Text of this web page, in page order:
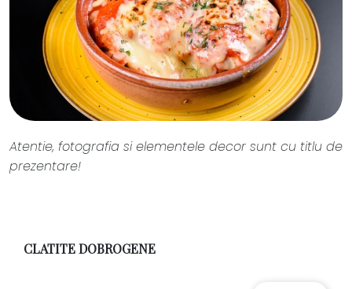
Atentie, fotografia si elementele decor sunt cu titlu de
prezentare!
CLATITE DOBROGENE